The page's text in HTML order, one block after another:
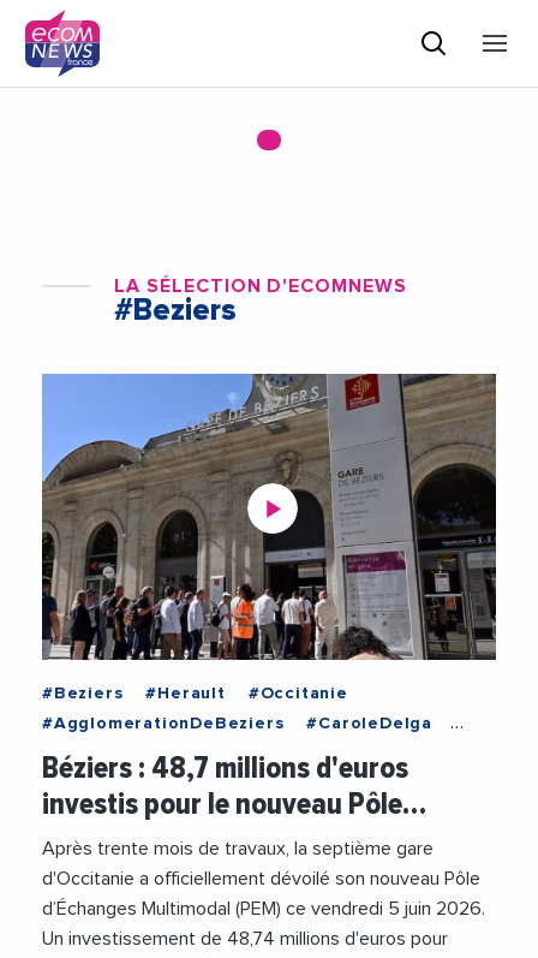
LA SÉLECTION D'ECOMNEWS
#Beziers
#Beziers #Herault
#Occitanie
#AgglomerationDeBeziers
#CaroleDelga
#MairieDeBeziers
#Mobilite
#RegionOccitanie
#Train
#Transports #Videos
Béziers : 48,7 millions d'euros
investis pour le nouveau Pôle…
Après trente mois de travaux, la septième gare
d'Occitanie a officiellement dévoilé son nouveau Pôle
d’Échanges Multimodal (PEM) ce vendredi 5 juin 2026.
Un investissement de 48,74 millions d'euros pour